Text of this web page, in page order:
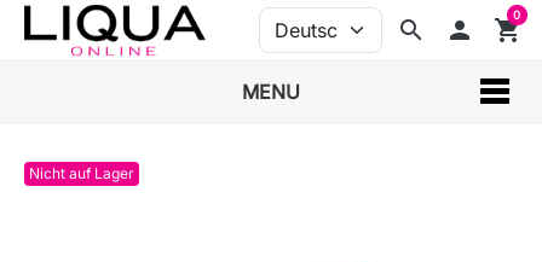
search person shopping_cart
0
MENU
Nicht auf Lager